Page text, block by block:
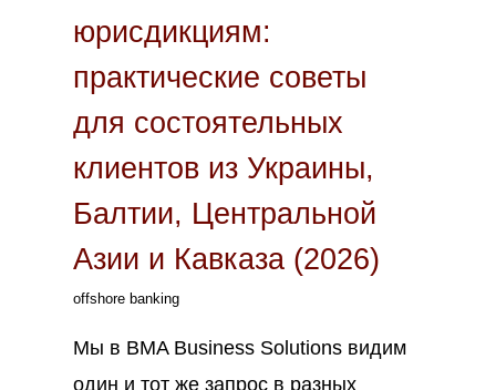
юрисдикциям:
практические советы
для состоятельных
клиентов из Украины,
Балтии, Центральной
Азии и Кавказа (2026)
offshore banking
Мы в BMA Business Solutions видим
один и тот же запрос в разных